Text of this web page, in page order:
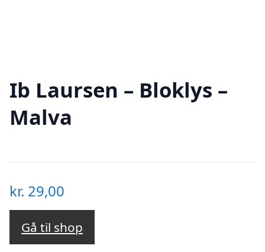
Ib Laursen – Bloklys –
Malva
kr. 29,00
Gå til shop